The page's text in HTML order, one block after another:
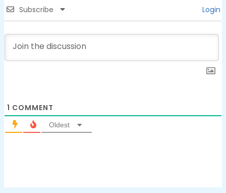
Subscribe Login
1 COMMENT
Oldest